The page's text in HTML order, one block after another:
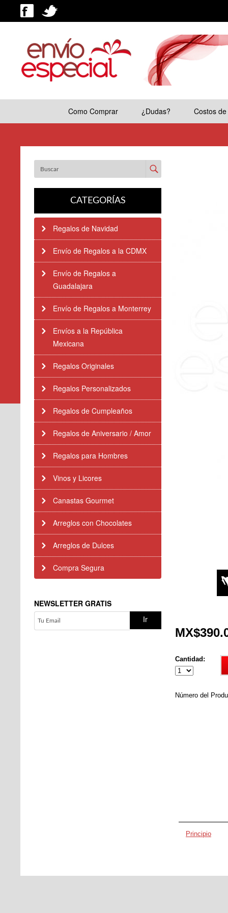
Como Comprar ¿Dudas? Costos
CATEGORÍAS
Regalos de Navidad
Envío de Regalos a la CDMX
Envío de Regalos a
Guadalajara
Envío de Regalos a Monterrey
Envíos a la República
Mexicana
Regalos Originales
Regalos Personalizados
Regalos de Cumpleaños
Regalos de Aniversario / Amor
Regalos para Hombres
Vinos y Licores
Canastas Gourmet
Arreglos con Chocolates
Arreglos de Dulces
Compra Segura
NEWSLETTER GRATIS
Cantidad:
Número del
Principio